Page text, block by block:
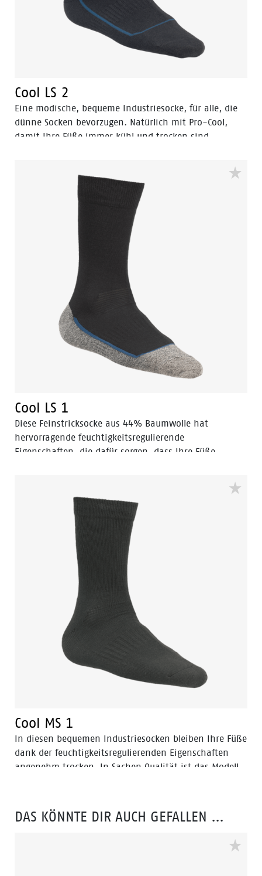
Cool LS 2
Eine modische, bequeme Industriesocke, für alle, die
dünne Socken bevorzugen. Natürlich mit Pro-Cool,
damit Ihre Füße immer kühl und trocken sind.
Cool LS 1
Diese Feinstricksocke aus 44% Baumwolle hat
hervorragende feuchtigkeitsregulierende
Eigenschaften, die dafür sorgen, dass Ihre Füße
Cool MS 1
In diesen bequemen Industriesocken bleiben Ihre Füße
dank der feuchtigkeitsregulierenden Eigenschaften
angenehm trocken. In Sachen Qualität ist das Modell
DAS KÖNNTE DIR AUCH GEFALLEN …